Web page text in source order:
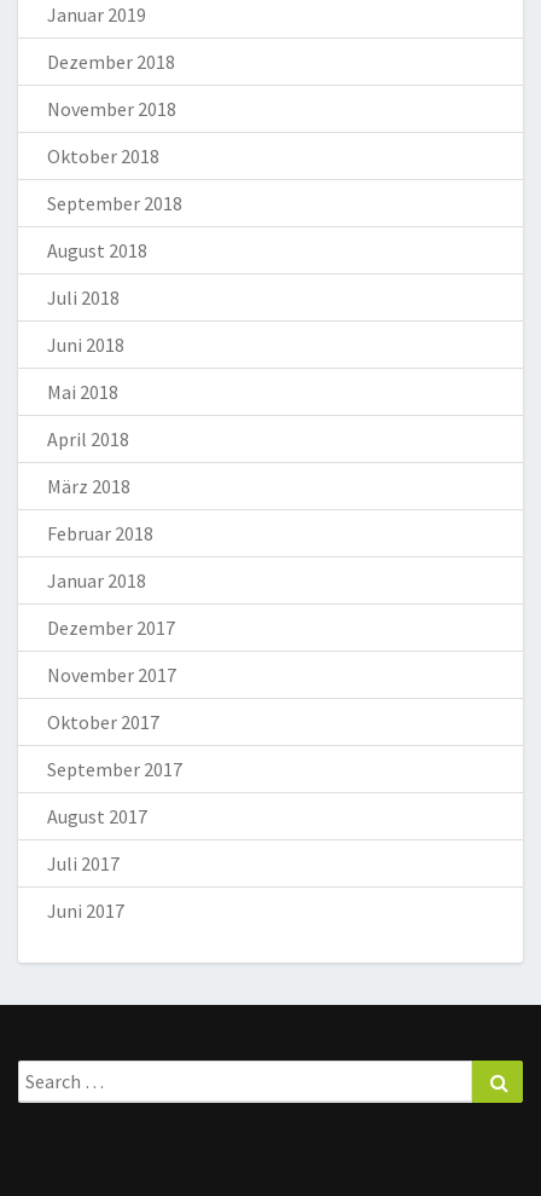
Januar 2019
Dezember 2018
November 2018
Oktober 2018
September 2018
August 2018
Juli 2018
Juni 2018
Mai 2018
April 2018
März 2018
Februar 2018
Januar 2018
Dezember 2017
November 2017
Oktober 2017
September 2017
August 2017
Juli 2017
Juni 2017
Search
for: